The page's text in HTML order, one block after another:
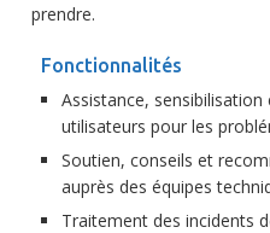
prendre.
Fonctionnalités
Assistance,
utilisateurs pour les
Soutien, conseils et
auprès des équipes
Traitement des incidents